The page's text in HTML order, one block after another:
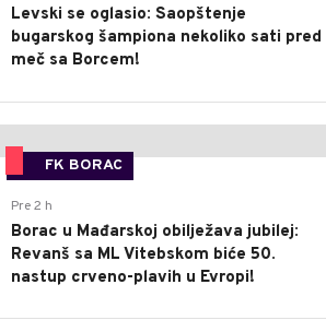
Levski se oglasio: Saopštenje
bugarskog šampiona nekoliko sati pred
meč sa Borcem!
FK BORAC
Pre 2 h
Borac u Mađarskoj obilježava jubilej:
Revanš sa ML Vitebskom biće 50.
nastup crveno-plavih u Evropi!